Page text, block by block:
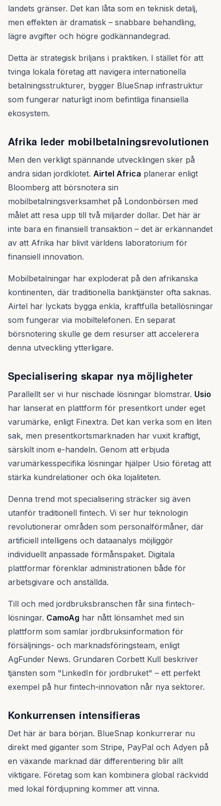
landets gränser. Det kan låta som en teknisk detalj,
men effekten är dramatisk – snabbare behandling,
lägre avgifter och högre godkännandegrad.
Detta är strategisk briljans i praktiken. I stället för att
tvinga lokala företag att navigera internationella
betalningsstrukturer, bygger BlueSnap infrastruktur
som fungerar naturligt inom befintliga finansiella
ekosystem.
Afrika leder mobilbetalningsrevolutionen
Men den verkligt spännande utvecklingen sker på
andra sidan jordklotet. Airtel Africa planerar enligt
Bloomberg att börsnotera sin
mobilbetalningsverksamhet på Londonbörsen med
målet att resa upp till två miljarder dollar. Det här är
inte bara en finansiell transaktion – det är erkännandet
av att Afrika har blivit världens laboratorium för
finansiell innovation.
Mobilbetalningar har exploderat på den afrikanska
kontinenten, där traditionella banktjänster ofta saknas.
Airtel har lyckats bygga enkla, kraftfulla betallösningar
som fungerar via mobiltelefonen. En separat
börsnotering skulle ge dem resurser att accelerera
denna utveckling ytterligare.
Specialisering skapar nya möjligheter
Parallellt ser vi hur nischade lösningar blomstrar. Usio
har lanserat en plattform för presentkort under eget
varumärke, enligt Finextra. Det kan verka som en liten
sak, men presentkortsmarknaden har vuxit kraftigt,
särskilt inom e-handeln. Genom att erbjuda
varumärkesspecifika lösningar hjälper Usio företag att
stärka kundrelationer och öka lojaliteten.
Denna trend mot specialisering sträcker sig även
utanför traditionell fintech. Vi ser hur teknologin
revolutionerar områden som personalförmåner, där
artificiell intelligens och dataanalys möjliggör
individuellt anpassade förmånspaket. Digitala
plattformar förenklar administrationen både för
arbetsgivare och anställda.
Till och med jordbruksbranschen får sina fintech-
lösningar. CamoAg har nått lönsamhet med sin
plattform som samlar jordbruksinformation för
försäljnings- och marknadsföringsteam, enligt
AgFunder News. Grundaren Corbett Kull beskriver
tjänsten som "LinkedIn för jordbruket" – ett perfekt
exempel på hur fintech-innovation når nya sektorer.
Konkurrensen intensifieras
Det här är bara början. BlueSnap konkurrerar nu
direkt med giganter som Stripe, PayPal och Adyen på
en växande marknad där differentiering blir allt
viktigare. Företag som kan kombinera global räckvidd
med lokal fördjupning kommer att vinna.